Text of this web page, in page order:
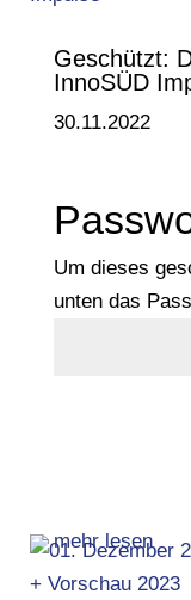
Geschützt:
InnoSÜD
30.11.2022
Um dieses
unten das
mehr lesen